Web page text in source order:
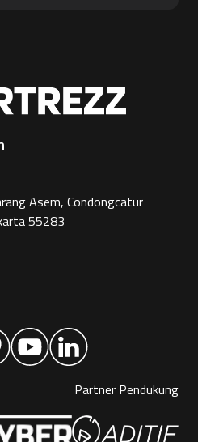
Asem, Condongcatur
55283
Partner Pendukung